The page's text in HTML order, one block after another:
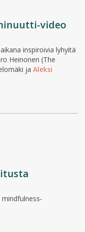
video
inspiroivia lyhyitä
Heinonen (The
ja Aleksi